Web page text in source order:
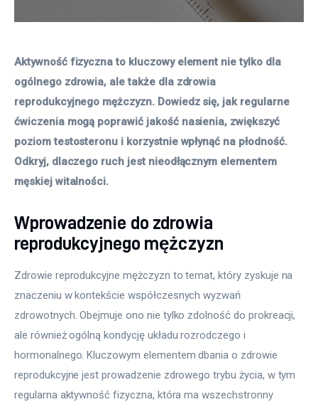
Aktywność fizyczna to kluczowy element nie tylko dla
ogólnego zdrowia, ale także dla zdrowia
reprodukcyjnego mężczyzn. Dowiedz się, jak regularne
ćwiczenia mogą poprawić jakość nasienia, zwiększyć
poziom testosteronu i korzystnie wpłynąć na płodność.
Odkryj, dlaczego ruch jest nieodłącznym elementem
męskiej witalności.
Wprowadzenie do zdrowia
reprodukcyjnego mężczyzn
Zdrowie reprodukcyjne mężczyzn to temat, który zyskuje na
znaczeniu w kontekście współczesnych wyzwań
zdrowotnych. Obejmuje ono nie tylko zdolność do prokreacji,
ale również ogólną kondycję układu rozrodczego i
hormonalnego. Kluczowym elementem dbania o zdrowie
reprodukcyjne jest prowadzenie zdrowego trybu życia, w tym
regularna aktywność fizyczna, która ma wszechstronny